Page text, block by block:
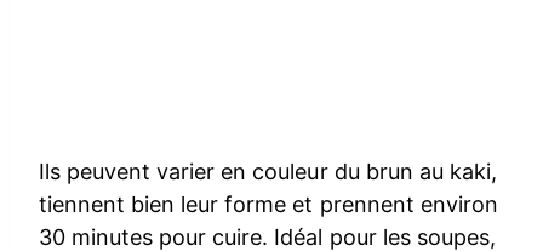
Ils peuvent varier en couleur du brun au kaki,
tiennent bien leur forme et prennent environ
30 minutes pour cuire. Idéal pour les soupes,